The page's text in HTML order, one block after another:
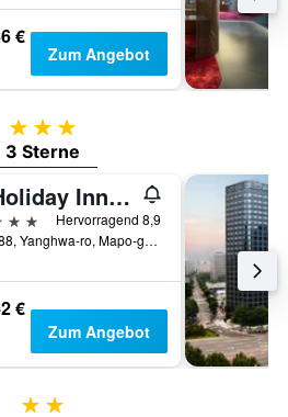
€
Zum Angebot
3 Sterne
3 Sterne
Holiday Inn Express Seoul Hongdae By IHG
Hervorragend 8,9
188, Yanghwa-ro, Mapo-gu, Seoul, Südkorea
€
Zum Angebot
2 Sterne